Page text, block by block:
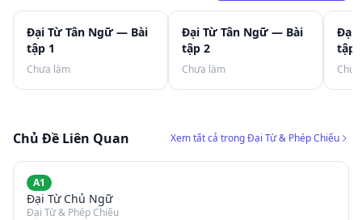
Đại Từ Tân Ngữ — Bài
tập 1
Chưa làm
Đại Từ Tân Ngữ — Bài
tập 2
Chưa làm
Đại
tập
Chủ Đề Liên Quan Xem tất cả trong Đại Từ & Phép Chiếu
A1
Đại Từ Chủ Ngữ
Đại Từ & Phép Chiếu